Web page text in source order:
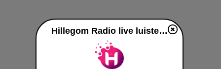
Hillegom Radio live luisteren